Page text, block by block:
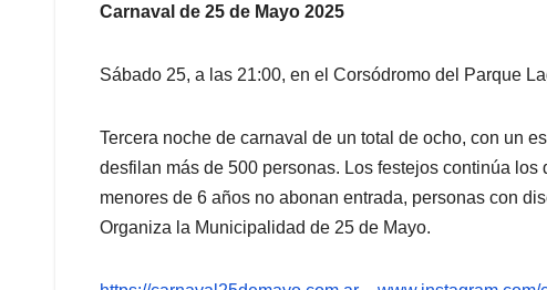
Carnaval de 25 de Mayo 2025
Sábado 25, a las 21:00, en el Corsódromo del Parque
Tercera noche de carnaval de un total de ocho, con un
desfilan más de 500 personas. Los festejos continúa
menores de 6 años no abonan entrada, personas con
Organiza la Municipalidad de 25 de Mayo.